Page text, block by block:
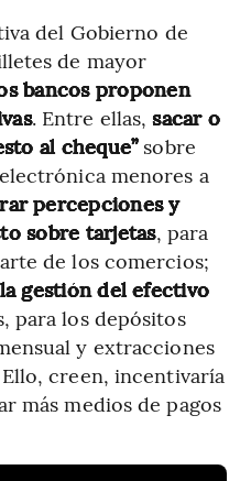
del Gobierno de
de mayor
bancos proponen
. Entre ellas,sacar o
al cheque”sobre
menores a
percepciones y
sobre tarjetas, para
de los comercios;
gestión del efectivo
para los depósitos
y extracciones
creen, incentivaría
más medios de pagos